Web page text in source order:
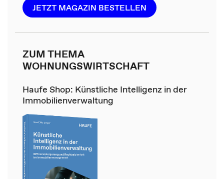
JETZT MAGAZIN BESTELLEN
ZUM THEMA
WOHNUNGSWIRTSCHAFT
Haufe Shop: Künstliche Intelligenz in der
Immobilienverwaltung